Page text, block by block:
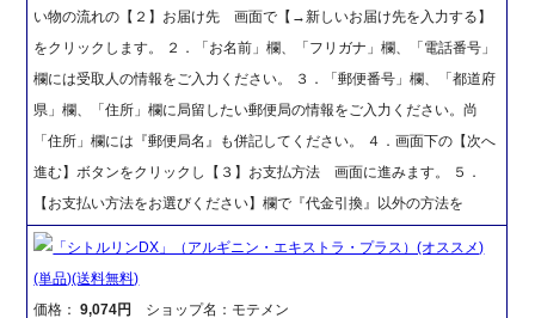
い物の流れの【２】お届け先 画面で【→新しいお届け先を入力する】
をクリックします。 ２．「お名前」欄、「フリガナ」欄、「電話番号」
欄には受取人の情報をご入力ください。 ３．「郵便番号」欄、「都道府
県」欄、「住所」欄に局留したい郵便局の情報をご入力ください。尚
「住所」欄には『郵便局名』も併記してください。 ４．画面下の【次へ
進む】ボタンをクリックし【３】お支払方法 画面に進みます。 ５．
【お支払い方法をお選びください】欄で『代金引換』以外の方法を
「シトルリンDX」（アルギニン・エキストラ・プラス）(オススメ)
(単品)(送料無料)
価格：9,074円 ショップ名：モテメン